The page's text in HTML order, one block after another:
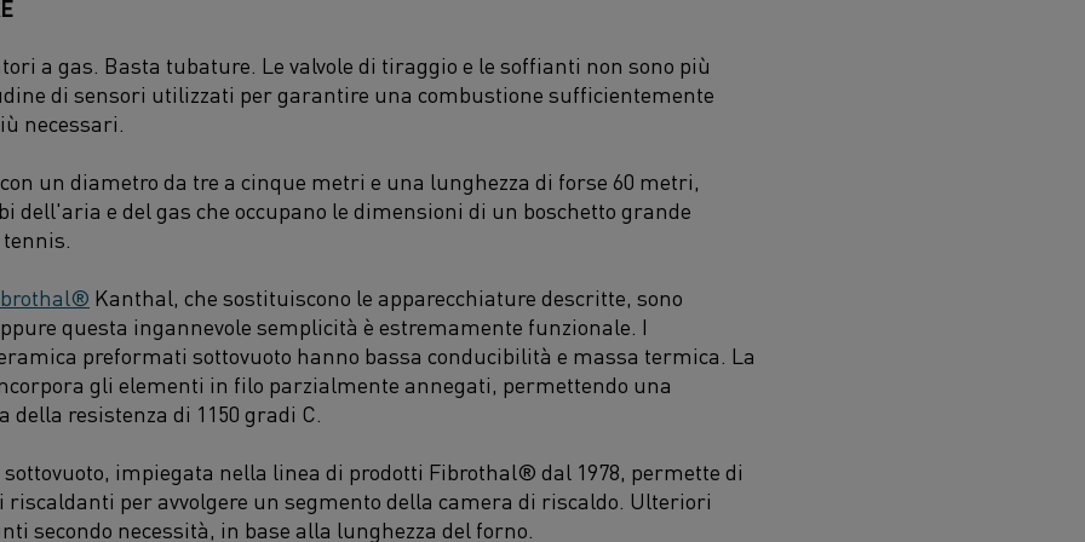
a gas. Basta tubature. Le valvole di tiraggio e le soffianti non sono più
di sensori utilizzati per garantire una combustione sufficientemente
necessari.
un diametro da tre a cinque metri e una lunghezza di forse 60 metri,
dell'aria e del gas che occupano le dimensioni di un boschetto grande
Kanthal, che sostituiscono le apparecchiature descritte, sono
questa ingannevole semplicità è estremamente funzionale. I
preformati sottovuoto hanno bassa conducibilità e massa termica. La
gli elementi in filo parzialmente annegati, permettendo una
resistenza di 1150 gradi C.
impiegata nella linea di prodotti Fibrothal® dal 1978, permette di
per avvolgere un segmento della camera di riscaldo. Ulteriori
secondo necessità, in base alla lunghezza del forno.